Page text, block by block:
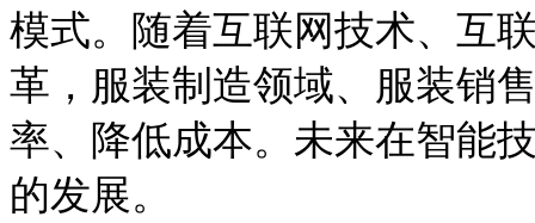
模式。随着互联网技术、互
革，服装制造领域、服装销
率、降低成本。未来在智能
的发展。